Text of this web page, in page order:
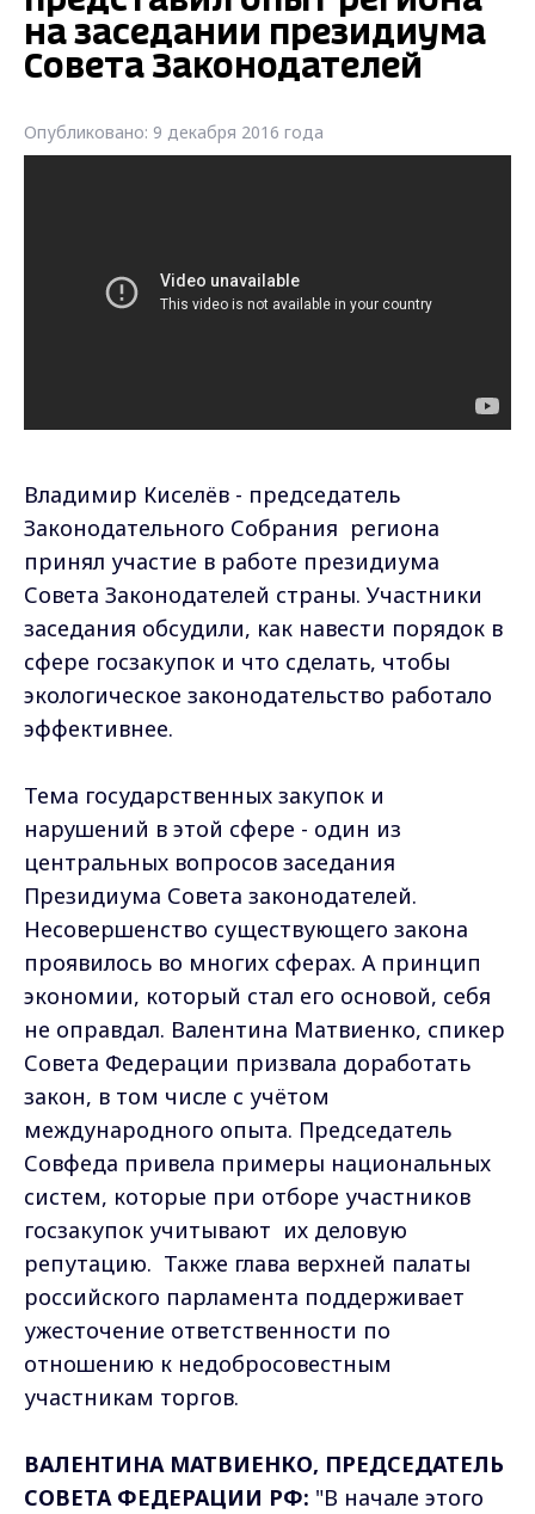
на заседании президиума
Совета Законодателей
Опубликовано: 9 декабря 2016 года
Владимир Киселёв - председатель
Законодательного Собрания региона
принял участие в работе президиума
Совета Законодателей страны. Участники
заседания обсудили, как навести порядок в
сфере госзакупок и что сделать, чтобы
экологическое законодательство работало
эффективнее.
Тема государственных закупок и
нарушений в этой сфере - один из
центральных вопросов заседания
Президиума Совета законодателей.
Несовершенство существующего закона
проявилось во многих сферах. А принцип
экономии, который стал его основой, себя
не оправдал. Валентина Матвиенко, спикер
Совета Федерации призвала доработать
закон, в том числе с учётом
международного опыта. Председатель
Совфеда привела примеры национальных
систем, которые при отборе участников
госзакупок учитывают их деловую
репутацию. Также глава верхней палаты
российского парламента поддерживает
ужесточение ответственности по
отношению к недобросовестным
участникам торгов.
ВАЛЕНТИНА МАТВИЕНКО, ПРЕДСЕДАТЕЛЬ
СОВЕТА ФЕДЕРАЦИИ РФ: "В начале этого